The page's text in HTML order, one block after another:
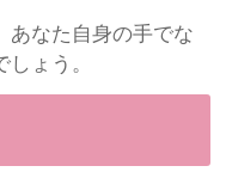
あなた自身の手でな
ょう。